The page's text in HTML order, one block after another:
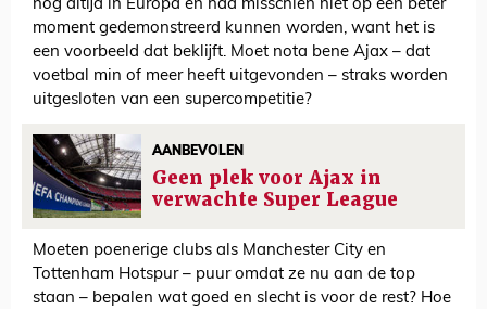
nog altijd in Europa en had misschien niet op een beter
moment gedemonstreerd kunnen worden, want het is
een voorbeeld dat beklijft. Moet nota bene Ajax – dat
voetbal min of meer heeft uitgevonden – straks worden
uitgesloten van een supercompetitie?
AANBEVOLEN
Geen plek voor Ajax in
verwachte Super League
Moeten poenerige clubs als Manchester City en
Tottenham Hotspur – puur omdat ze nu aan de top
staan – bepalen wat goed en slecht is voor de rest? Hoe